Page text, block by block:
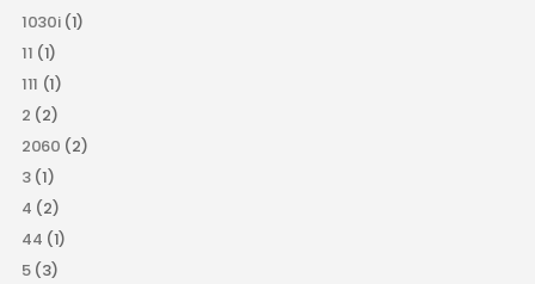
1030i(1)
11 (1)
111 (1)
2 (2)
2060 (2)
3(1)
4 (2)
44 (1)
5(3)